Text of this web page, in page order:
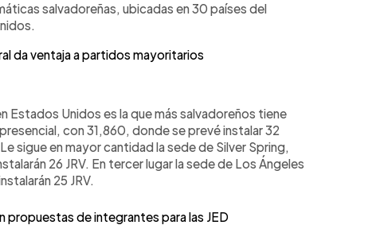
salvadoreñas, ubicadas en 30 países del
da ventaja a partidos mayoritarios
Estados Unidos es la que más salvadoreños tiene
con 31,860, donde se prevé instalar 32
sigue en mayor cantidad la sede de Silver Spring,
26 JRV. En tercer lugar la sede de Los Ángeles
25 JRV.
propuestas de integrantes para las JED